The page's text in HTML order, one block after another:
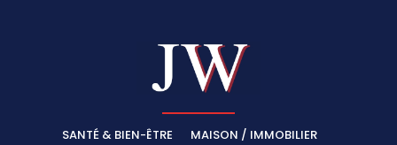
SANTÉ & BIEN-ÊTRE
MAISON / IMMOBILIER